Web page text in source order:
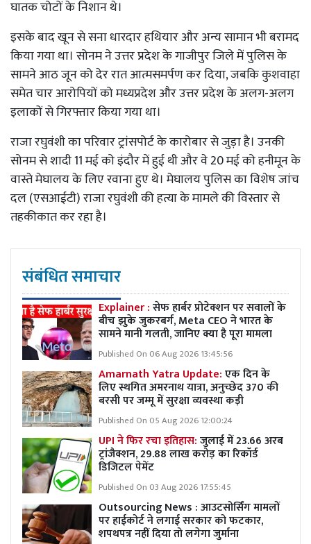
घातक चोटों के निशान थे।
इसके बाद खून से सना धारदार हथियार और अन्य सामान भी बरामद
किया गया था। सोनम ने उत्तर प्रदेश के गाजीपुर जिले में पुलिस के
सामने आठ जून को देर रात आत्मसमर्पण कर दिया, जबकि कुशवाहा
समेत चार आरोपियों को मध्यप्रदेश और उत्तर प्रदेश के अलग-अलग
इलाकों से गिरफ्तार किया गया था।
राजा रघुवंशी का परिवार ट्रांसपोर्ट के कारोबार से जुड़ा है। उनकी
सोनम से शादी 11 मई को इंदौर में हुई थी और वे 20 मई को हनीमून के
वास्ते मेघालय के लिए रवाना हुए थे। मेघालय पुलिस का विशेष जांच
दल (एसआईटी) राजा रघुवंशी की हत्या के मामले की विस्तार से
तहकीकात कर रहा है।
संबंधित समाचार
Explainer :सेफ हार्बर प्रोटेक्शन पर सवालों के
बीच झुके जुकरबर्ग, Meta CEO ने भारत के
सामने मानी गलती, जानिए क्या है पूरा मामला
Published On 06 Aug 2026 13:45:56
Amarnath Yatra Update:एक दिन के
लिए स्थगित अमरनाथ यात्रा, अनुच्छेद 370 की
बरसी पर जम्मू में सुरक्षा व्यवस्था कड़ी
Published On 05 Aug 2026 12:00:24
UPI ने फिर रचा इतिहास:जुलाई में 23.66 अरब
ट्रांजैक्शन, 29.88 लाख करोड़ का रिकॉर्ड
डिजिटल पेमेंट
Published On 03 Aug 2026 17:55:45
Outsourcing News : आउटसोर्सिंग मामलों
पर हाईकोर्ट ने लगाई सरकार को फटकार,
शपथपत्र नहीं दिया तो लगेगा जुर्माना